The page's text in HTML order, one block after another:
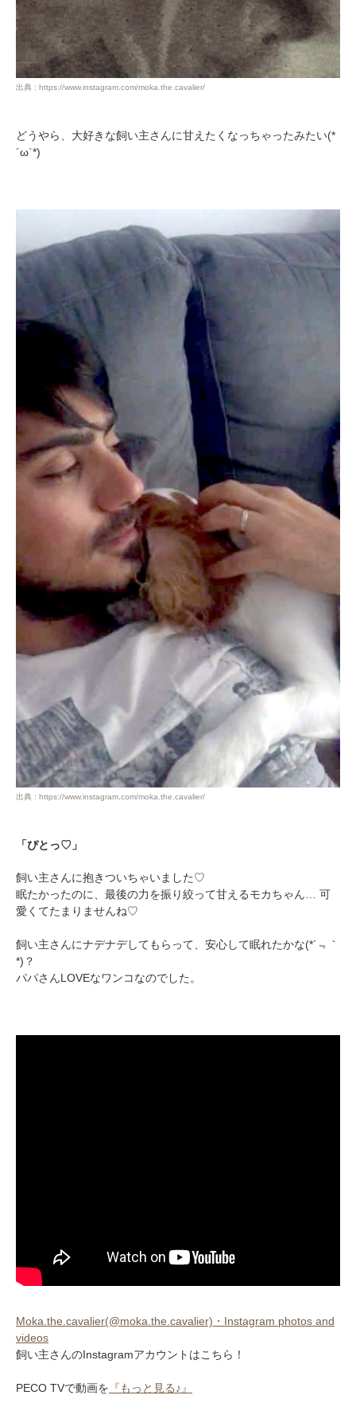
出典 : https://www.instagram.com/moka.the.cavalier/
どうやら、大好きな飼い主さんに甘えたくなっちゃったみたい(*
´ω`*)
出典 : https://www.instagram.com/moka.the.cavalier/
「ぴとっ♡」
飼い主さんに抱きついちゃいました♡
眠たかったのに、最後の力を振り絞って甘えるモカちゃん… 可
愛くてたまりませんね♡
飼い主さんにナデナデしてもらって、安心して眠れたかな(*´﹃｀
*)？
パパさんLOVEなワンコなのでした。
Moka.the.cavalier(@moka.the.cavalier)・Instagram photos and
videos
飼い主さんのInstagramアカウントはこちら！
PECO TVで動画を 『もっと見る♪』